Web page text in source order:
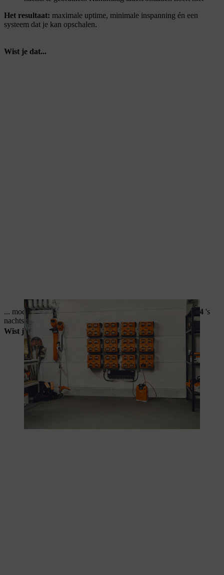
Het resultaat: maximale uptime, minimale inspanning én een
systeem dat je kan opschalen.
Wist je dat...
... modulaire systemen zoals de combinatie CM 12 + AL 301-4 's
nachts tot
48 accu's
Wist je dat...